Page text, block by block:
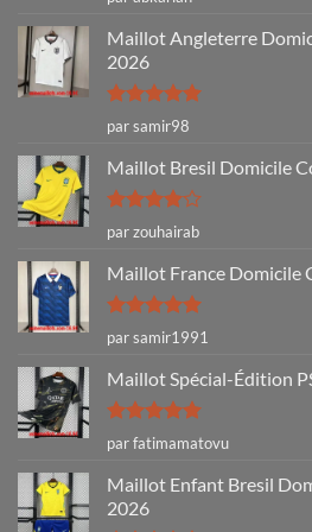
5
Maillot Angleterre
2026
Note5sur
5
par samir98
Maillot Bresil Domicile
Note4
sur 5
par zouhairab
Maillot France Domicile
Note5sur
5
par samir1991
Maillot Spécial-Édition
Note5sur
5
par fatimamatovu
Maillot Enfant Bresil
2026